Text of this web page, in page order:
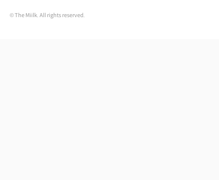
© The Miilk. All rights reserved.